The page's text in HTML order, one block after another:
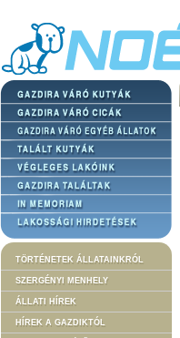
TÖRTÉNETEK ÁLLATAINKRÓL
SZERGÉNYI MENHELY
ÁLLATI HÍREK
HÍREK A GAZDIKTÓL